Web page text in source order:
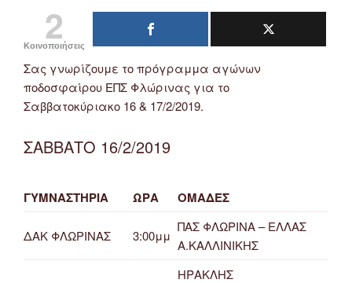
2
Κοινοποιήσεις
Σας γνωρίζουμε το πρόγραμμα αγώνων
ποδοσφαίρου ΕΠΣ Φλώρινας για το
Σαββατοκύριακο 16 & 17/2/2019.
ΣΑΒΒΑΤΟ 16/2/2019
ΓΥΜΝΑΣΤΗΡΙΑ ΩΡΑ ΟΜΑΔΕΣ
ΔΑΚ ΦΛΩΡΙΝΑΣ 3:00μμ
ΠΑΣ ΦΛΩΡΙΝΑ – ΕΛΛΑΣ
Α.ΚΑΛΛΙΝΙΚΗΣ
ΗΡΑΚΛΗΣ